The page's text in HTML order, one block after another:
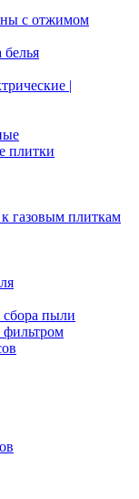
с отжимом
|
плитки
газовым плиткам
пыли